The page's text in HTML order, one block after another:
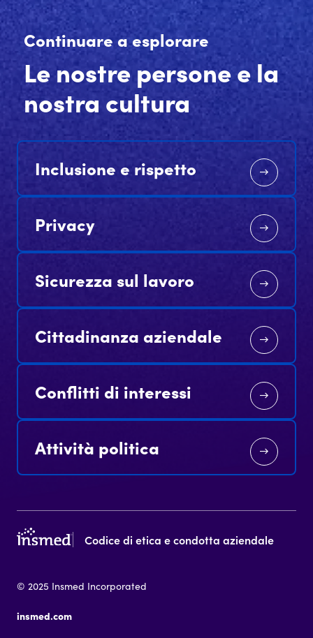
Continuare a esplorare
Le nostre persone e la
nostra cultura
Inclusione e rispetto
Privacy
Sicurezza sul lavoro
Cittadinanza aziendale
Conflitti di interessi
Attività politica
Codice di etica e condotta aziendale
© 2025 Insmed Incorporated
insmed.com